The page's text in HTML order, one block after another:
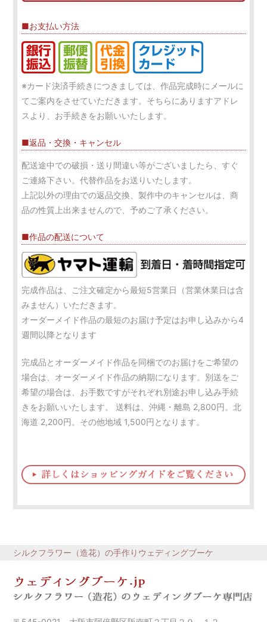
■お支払い方法
※カード決済手続きにつきましては、作品完成時にメールに
てご案内をさせていただきます。そちらにありますアドレ
スより、お手続きをお願いいたします。
■返品・交換・キャンセル
配送途中での破損・送り間違い等がございましたら、すぐ
ご連絡下さい。代替作品をお送りいたします。
上記以外の理由での返品交換、製作中のキャンセルは、商
品の性質上出来ませんので、予めご了承ください。
■作品の配送について
完成作品は、ご注文確定から最短5営業日（営業休業日は含
みません）いただきます。
オーダーメイド作品の最短のお届け予定はお申し込みから4
週間以降となります
完成品とオーダーメイド作品を同梱でのお届けをご希望の
場合は、オーダーメイド作品の納期になります。別送をご
希望の場合は、お手数ですがそれぞれ別途お申し込み手続
きをお願いいたします。 送料は、沖縄・離島 2,800円。北
海道 2,200円。その他地域 1,500円となります。
シルクフラワー（造花）の手作りウェディングブーケ